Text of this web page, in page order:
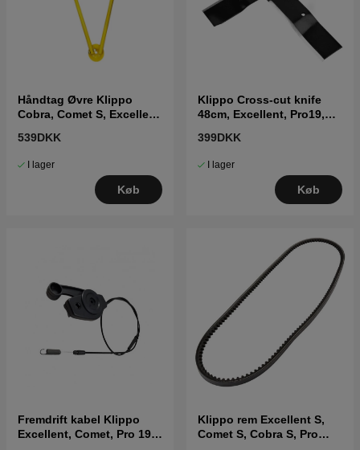
Håndtag Øvre Klippo
Cobra, Comet S, Excellent
539DKK
I lager
Køb
Klippo Cross-cut knife
48cm, Excellent, Pro19,
399DKK
I lager
Køb
Fremdrift kabel Klippo
Excellent, Comet, Pro 19,
Klippo rem Excellent S,
Comet S, Cobra S, Pro